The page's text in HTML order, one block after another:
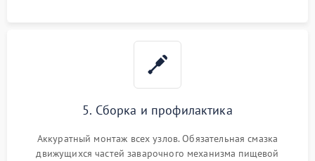
5. Сборка и профилактика
Аккуратный монтаж всех узлов. Обязательная смазка
движущихся частей заварочного механизма пищевой